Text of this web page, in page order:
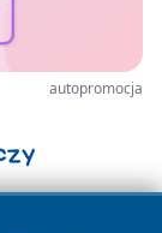
autopromocja